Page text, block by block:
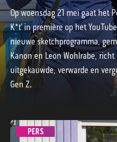
Op woensdag 21 mei gaat het
K*t’ in première op het
nieuwe sketchprogramma,
Kanon en Leon Wohlrabe,
uitgekauwde, verwarde en
Gen Z.
PERS